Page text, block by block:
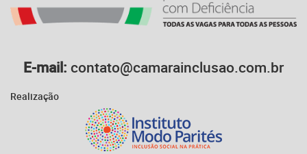
E-mail: contato@camarainclusao.com.br
Realização